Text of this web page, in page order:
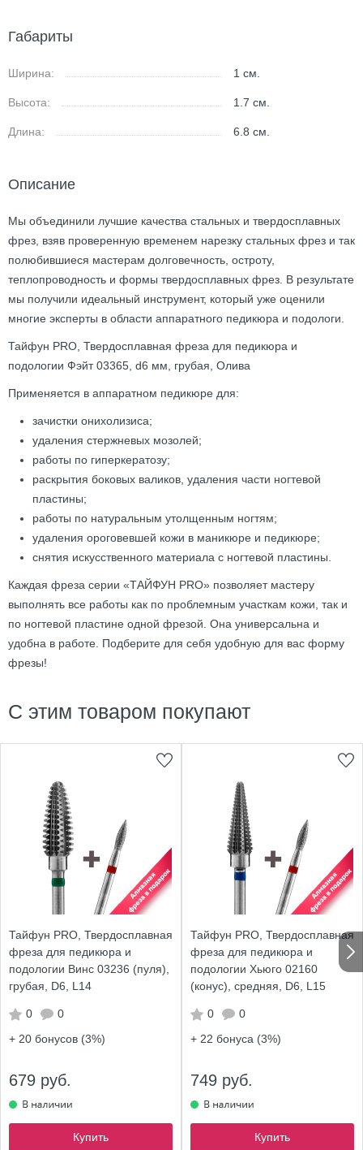
Габариты
Ширина: 1см.
Высота: 1.7см.
Длина: 6.8см.
Описание
Мы объединили лучшие качества стальных и твердосплавных
фрез, взяв проверенную временем нарезку стальных фрез и так
полюбившиеся мастерам долговечность, остроту,
теплопроводность и формы твердосплавных фрез. В результате
мы получили идеальный инструмент, который уже оценили
многие эксперты в области аппаратного педикюра и подологи.
Тайфун PRO, Твердосплавная фреза для педикюра и
подологии Фэйт 03365, d6 мм, грубая, Олива
Применяется в аппаратном педикюре для:
зачистки онихолизиса;
удаления стержневых мозолей;
работы по гиперкератозу;
раскрытия боковых валиков, удаления части ногтевой
пластины;
работы по натуральным утолщенным ногтям;
удаления ороговевшей кожи в маникюре и педикюре;
снятия искусственного материала с ногтевой пластины.
Каждая фреза серии «ТАЙФУН PRO» позволяет мастеру
выполнять все работы как по проблемным участкам кожи, так и
по ногтевой пластине одной фрезой. Она универсальна и
удобна в работе. Подберите для себя удобную для вас форму
фрезы!
С этим товаром покупают
Тайфун PRO, Твердосплавная
фреза для педикюра и
подологии Винс 03236 (пуля),
грубая, D6, L14
0
0
+ 20 бонусов (3%)
679 руб.
Купить
Тайфун PRO, Твердосплавная
фреза для педикюра и
подологии Хьюго 02160
(конус), средняя, D6, L15
0
0
+ 22 бонуса (3%)
749 руб.
Купить